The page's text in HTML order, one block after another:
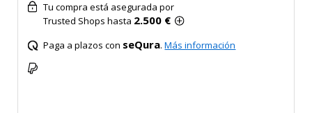
Tu compra está asegurada por
Trusted Shops hasta 2.500 €
Paga a plazos con seQura.Más información